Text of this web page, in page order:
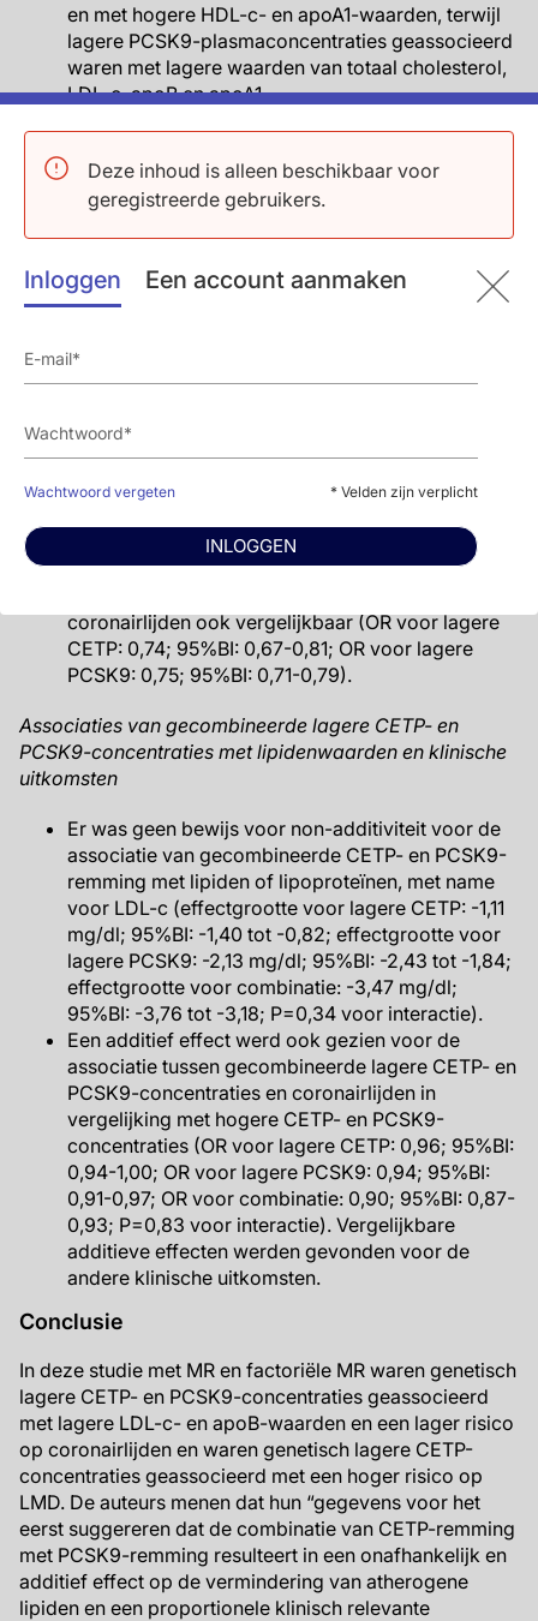
Deze inhoud is alleen beschikbaar voor
geregistreerde gebruikers.
Inloggen Een account aanmaken
Wachtwoord vergeten * Velden zijn verplicht
INLOGGEN
en met hogere HDL-c- en apoA1-waarden, terwijl
lagere PCSK9-plasmaconcentraties geassocieerd
waren met lagere waarden van totaal cholesterol,
LDL-c, apoB en apoA1.
PCSK9-concentraties op lipidenwaarden.
Wanneer werd gecorrigeerd voor meervoudig
op coronairlijden (oddsratio (OR): 0,96; 95%BI:
0,94-0,99) en een hogere kans op LMD (OR: 1,11;
voorspelde concentraties, terwijl lagere genetisch
voorspelde PCSK9-concentraties geassocieerd
0,94; 95%BI: 0,92-0,96). Er waren geen
significante verbanden tussen lagere CETP- of
PCSK9-concentraties en de andere klinische
Wanneer werd geschaald naar een LDL-c-
verlaging van 10 mg/dl, waren de associaties van
coronairlijden ook vergelijkbaar (OR voor lagere
CETP: 0,74; 95%BI: 0,67-0,81; OR voor lagere
PCSK9: 0,75; 95%BI: 0,71-0,79).
Associaties van gecombineerde lagere CETP- en
PCSK9-concentraties met lipidenwaarden en klinische
uitkomsten
Er was geen bewijs voor non-additiviteit voor de
associatie van gecombineerde CETP- en PCSK9-
remming met lipiden of lipoproteïnen, met name
voor LDL-c (effectgrootte voor lagere CETP: -1,11
mg/dl; 95%BI: -1,40 tot -0,82; effectgrootte voor
lagere PCSK9: -2,13 mg/dl; 95%BI: -2,43 tot -1,84;
effectgrootte voor combinatie: -3,47 mg/dl;
95%BI: -3,76 tot -3,18; P=0,34 voor interactie).
Een additief effect werd ook gezien voor de
associatie tussen gecombineerde lagere CETP- en
PCSK9-concentraties en coronairlijden in
vergelijking met hogere CETP- en PCSK9-
concentraties (OR voor lagere CETP: 0,96; 95%BI:
0,94-1,00; OR voor lagere PCSK9: 0,94; 95%BI:
0,91-0,97; OR voor combinatie: 0,90; 95%BI: 0,87-
0,93; P=0,83 voor interactie). Vergelijkbare
additieve effecten werden gevonden voor de
andere klinische uitkomsten.
Conclusie
In deze studie met MR en factoriële MR waren genetisch
lagere CETP- en PCSK9-concentraties geassocieerd
met lagere LDL-c- en apoB-waarden en een lager risico
op coronairlijden en waren genetisch lagere CETP-
concentraties geassocieerd met een hoger risico op
LMD. De auteurs menen dat hun “gegevens voor het
eerst suggereren dat de combinatie van CETP-remming
met PCSK9-remming resulteert in een onafhankelijk en
additief effect op de vermindering van atherogene
lipiden en een proportionele klinisch relevante